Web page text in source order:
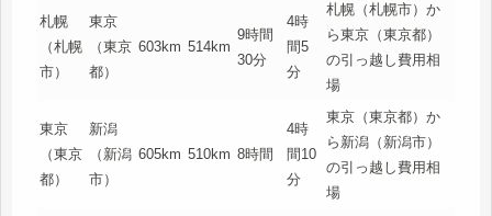
札幌
（札幌
市）
東京
（東京
都）
603km 514km
9時間
30分
4時
間5
分
札幌（札幌市）か
ら東京（東京都）
の引っ越し費用相
場
東京
（東京
都）
新潟
（新潟
市）
605km 510km 8時間
4時
間10
分
東京（東京都）か
ら新潟（新潟市）
の引っ越し費用相
場